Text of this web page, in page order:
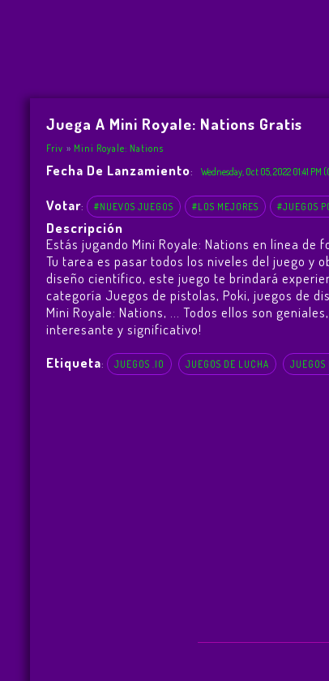
Juega A Mini Royale: Nations Gratis
Friv Mini Royale: Nations
Fecha De Lanzamiento: Wednesday, Oct 05, 2022 01:41 PM
Votar: #NUEVOS JUEGOS #LOS MEJORES #JUEGOS
Descripción
Estás jugando Mini Royale: Nations en línea de
Tu tarea es pasar todos los niveles del juego y
diseño científico, este juego te brindará
categoría Juegos de pistolas, Poki, juegos de
Mini Royale: Nations, ... Todos ellos son
interesante y significativo!
Etiqueta: JUEGOS .IO JUEGOS DE LUCHA JUEGOS